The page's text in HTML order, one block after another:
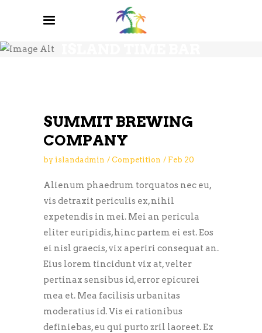
BREWERY BLOG
SUMMIT BREWING
COMPANY
by islandadmin Competition Feb 20
Alienum phaedrum torquatos nec eu,
vis detraxit periculis ex, nihil
expetendis in mei. Mei an pericula
eliter euripidis, hinc partem ei est. Eos
ei nisl graecis, vix aperiri consequat an.
Eius lorem tincidunt vix at, velter
pertinax sensibus id, error epicurei
mea et. Mea facilisis urbanitas
moderatius id. Vis ei rationibus
definiebas, eu qui purto zril laoreet. Ex